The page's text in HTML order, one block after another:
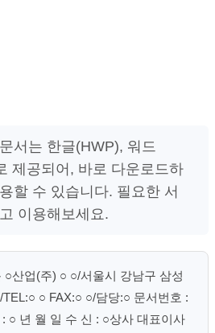
서는 한글(HWP), 워드
제공되어, 바로 다운로드하
할 수 있습니다. 필요한 서
이용해보세요.
○산업(주) ○ ○/서울시 강남구 삼성
○ FAX:○ ○/담당:○ 문서번호 :
○ 년 월 일 수 신 : ○상사 대표이사